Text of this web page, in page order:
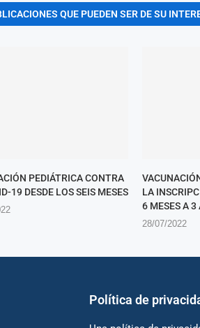
QUE PUEDEN SER DE SU
PEDIÁTRICA CONTRA
19 DESDE LOS SEIS MESES
LA
6 MESES A 3
28/07/2022
Política de